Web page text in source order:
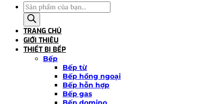
Tìm
kiếm
sản
phẩm
TRANG CHỦ
GIỚI THIỆU
THIẾT BỊ BẾP
Bếp
Bếp từ
Bếp hồng ngoại
Bếp hỗn hợp
Bếp gas